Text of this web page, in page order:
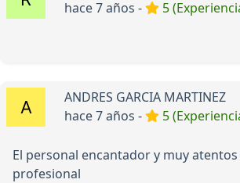
hace 7 años -
5
ANDRES GARCIA MARTINEZ
hace 7 años -
5
El personal encantador y muy
profesional